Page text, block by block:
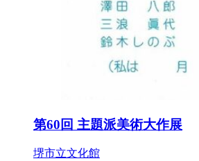
第60回 主題派美術大作展
堺市立文化館